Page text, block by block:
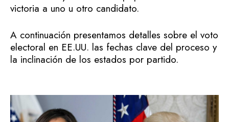
victoria a uno u otro candidato.
A continuación presentamos detalles sobre el voto
electoral en EE.UU. las fechas clave del proceso y
la inclinación de los estados por partido.